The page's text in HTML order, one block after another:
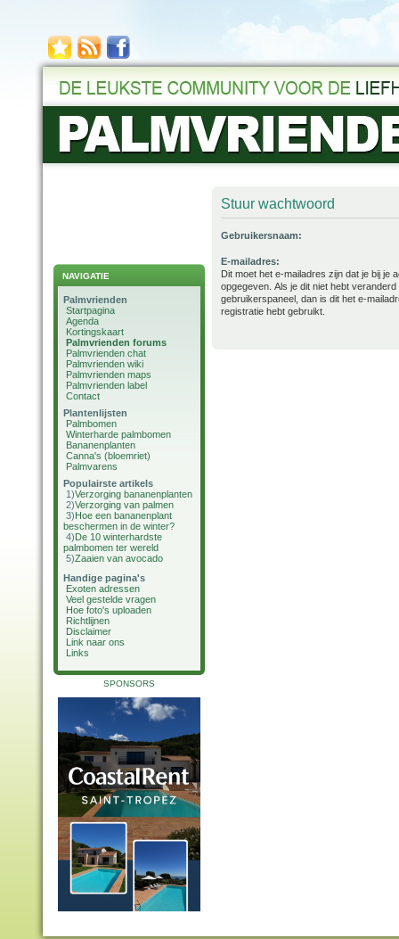
NAVIGATIE
Palmvrienden
Startpagina
Agenda
Kortingskaart
Palmvrienden forums
Palmvrienden chat
Palmvrienden wiki
Palmvrienden maps
Palmvrienden label
Contact
Plantenlijsten
Palmbomen
Winterharde palmbomen
Bananenplanten
Canna's (bloemriet)
Palmvarens
Populairste artikels
1)Verzorging bananenplanten
2)Verzorging van palmen
3)Hoe een bananenplant
beschermen in de winter?
4)De 10 winterhardste
palmbomen ter wereld
5)Zaaien van avocado
Handige pagina's
Exoten adressen
Veel gestelde vragen
Hoe foto's uploaden
Richtlijnen
Disclaimer
Link naar ons
Links
SPONSORS
Stuur wachtwoord
Gebruikersnaam:
E-mailadres:
Dit moet het e-mailadres zijn dat je bij je
opgegeven. Als je dit niet hebt veranderd
gebruikerspaneel, dan is dit het e-
registratie hebt gebruikt.